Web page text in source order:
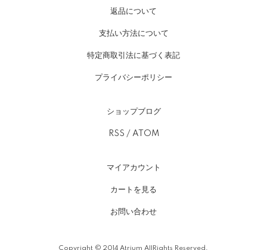
返品について
支払い方法について
特定商取引法に基づく表記
プライバシーポリシー
ショップブログ
RSS / ATOM
マイアカウント
カートを見る
お問い合わせ
Copyright © 2014 Atrium AllRights Reserved.